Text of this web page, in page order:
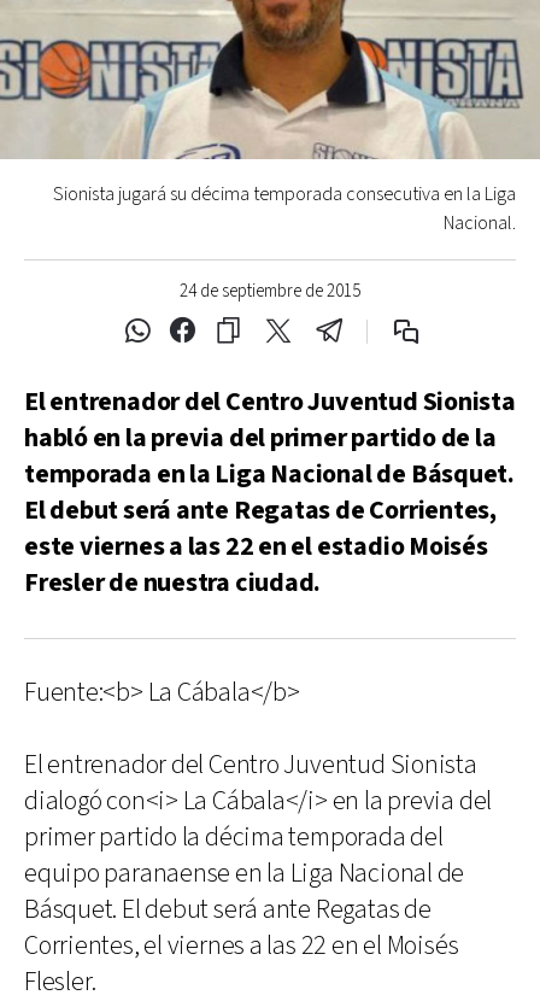
24 de septiembre de 2015
Sionista jugará su décima temporada consecutiva en la Liga
Nacional.
El entrenador del Centro Juventud Sionista
habló en la previa del primer partido de la
temporada en la Liga Nacional de Básquet.
El debut será ante Regatas de Corrientes,
este viernes a las 22 en el estadio Moisés
Fresler de nuestra ciudad.
Fuente:<b> La Cábala</b>
El entrenador del Centro Juventud Sionista
dialogó con<i> La Cábala</i> en la previa del
primer partido la décima temporada del
equipo paranaense en la Liga Nacional de
Básquet. El debut será ante Regatas de
Corrientes, el viernes a las 22 en el Moisés
Flesler.